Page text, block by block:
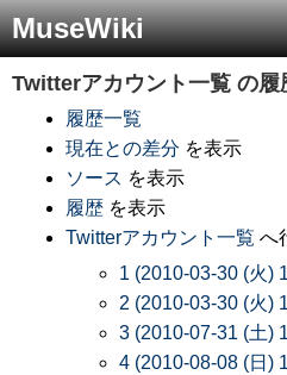
MuseWiki
Twitterアカウント一覧 の履
履歴一覧
現在との差分 を表示
ソース を表示
履歴 を表示
Twitterアカウント一覧 へ
1 (2010-03-30 (火)
2 (2010-03-30 (火)
3 (2010-07-31 (土)
4 (2010-08-08 (日)